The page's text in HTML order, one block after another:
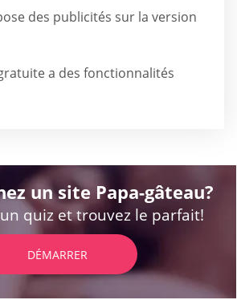
des publicités sur la version
a des fonctionnalités
un site Papa-gâteau?
quiz et trouvez le parfait!
DÉMARRER